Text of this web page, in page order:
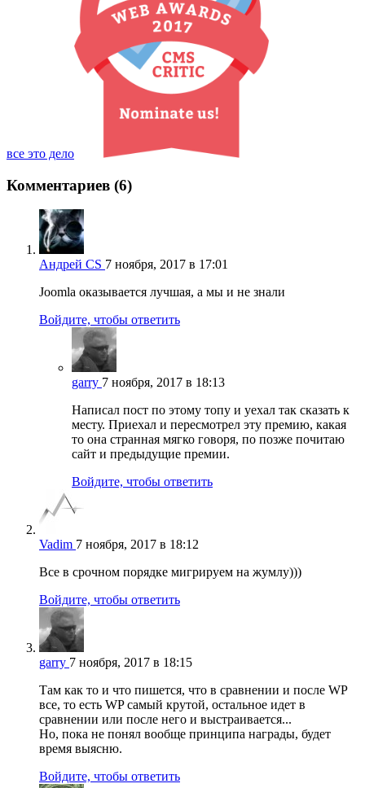
все это дело
Комментариев (6)
Андрей CS 7 ноября, 2017 в 17:01
Joomla оказывается лучшая, а мы и не знали
Войдите, чтобы ответить
garry 7 ноября, 2017 в 18:13
Написал пост по этому топу и уехал так сказать к
месту. Приехал и пересмотрел эту премию, какая
то она странная мягко говоря, по позже почитаю
сайт и предыдущие премии.
Войдите, чтобы ответить
Vadim 7 ноября, 2017 в 18:12
Все в срочном порядке мигрируем на жумлу)))
Войдите, чтобы ответить
garry 7 ноября, 2017 в 18:15
Там как то и что пишется, что в сравнении и после WP
все, то есть WP самый крутой, остальное идет в
сравнении или после него и выстраивается...
Но, пока не понял вообще принципа награды, будет
время выясню.
Войдите, чтобы ответить